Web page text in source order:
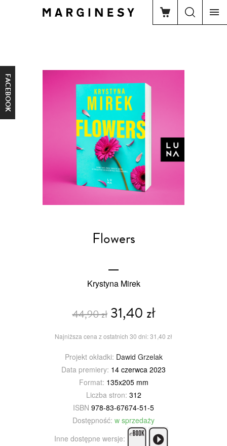
FACEBOOK
Flowers
Krystyna Mirek
44,90 zł31,40 zł
Najniższa cena z ostatnich 30 dni: 31,40 zł
Projekt okładki: Dawid Grzelak
Data premiery: 14 czerwca 2023
Format: 135x205 mm
Liczba stron: 312
ISBN 978-83-67674-51-5
Dostępność: w sprzedaży
Inne dostępne wersje: